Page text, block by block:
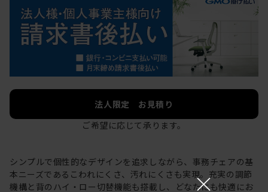
法人限定 お見積り
ご希望に応じて承ります。
シンプルで個性的なデザインを追求しながら、事務チェアの基
本ニーズであるこわれにくさ、汚れにくさも実現。充実の調節
機構と背のハイ・ロー切替機能も搭載し、どなたにも快適にお
×